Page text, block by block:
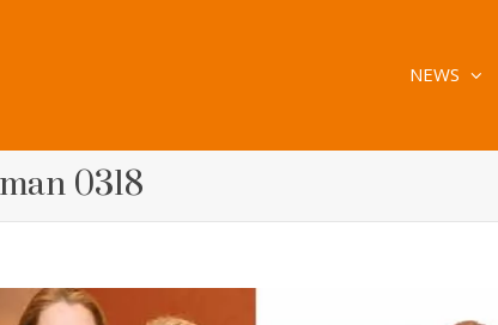
NEWS
0318